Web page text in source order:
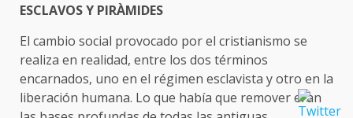
ESCLAVOS Y PIRÀMIDES
El cambio social provocado por el cristianismo se
realiza en realidad, entre los dos términos
encarnados, uno en el régimen esclavista y otro en la
liberación humana. Lo que había que remover eran